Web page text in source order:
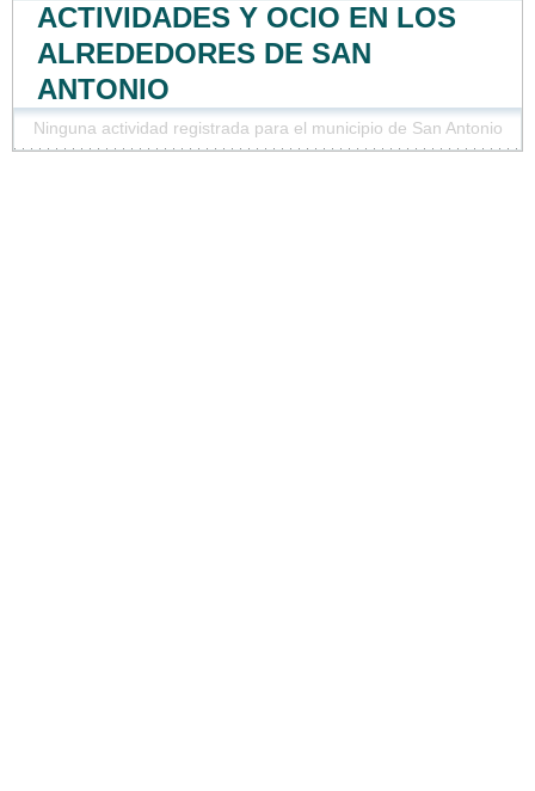
ACTIVIDADES Y OCIO EN LOS
ALREDEDORES DE SAN
ANTONIO
Ninguna actividad registrada para el municipio de San Antonio